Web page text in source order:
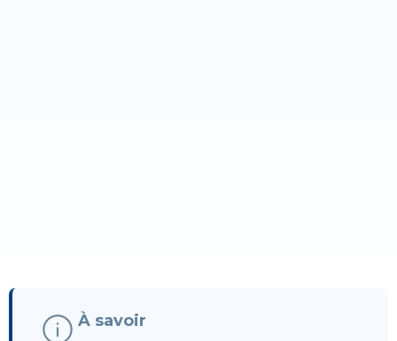
À savoir